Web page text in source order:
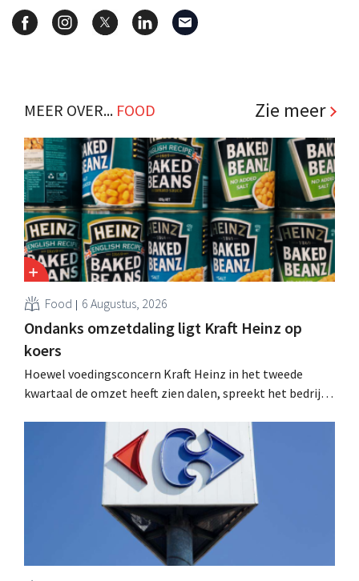
MEER OVER... FOOD Zie meer
Food 6 Augustus, 2026
Ondanks omzetdaling ligt Kraft Heinz op
koers
Hoewel voedingsconcern Kraft Heinz in het tweede
kwartaal de omzet heeft zien dalen, spreekt het bedrijf
multinational verhoogt de investeringen en de
vooruitzichten.